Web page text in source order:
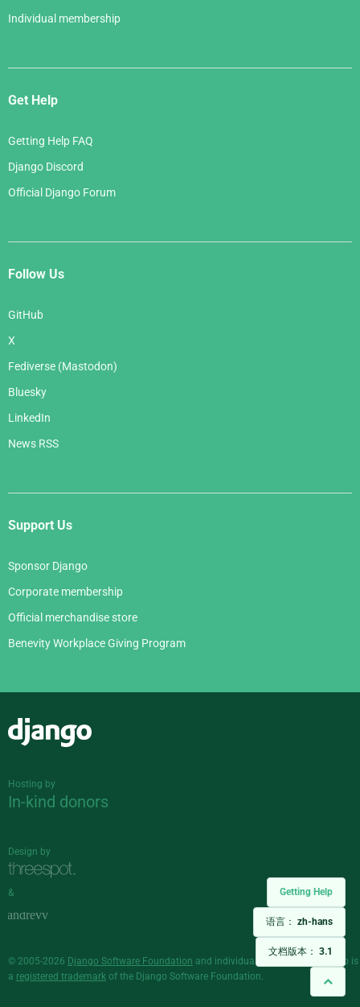
Getting Help
语言： zh-hans
文档版本： 3.1
Individual membership
Get Help
Getting Help FAQ
Django Discord
Official Django Forum
Follow Us
GitHub
X
Fediverse (Mastodon)
Bluesky
LinkedIn
News RSS
Support Us
Sponsor Django
Corporate membership
Official merchandise store
Benevity Workplace Giving Program
Hosting by
In-kind donors
Design by
&
© 2005-2026 Django Software Foundation and individual contributors. Django is
a registered trademark of the Django Software Foundation.